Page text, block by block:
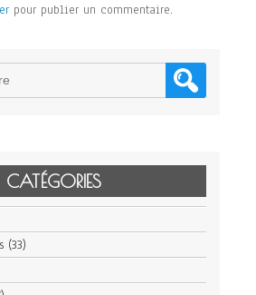
pour publier un commentaire.
CATÉGORIES
(33)